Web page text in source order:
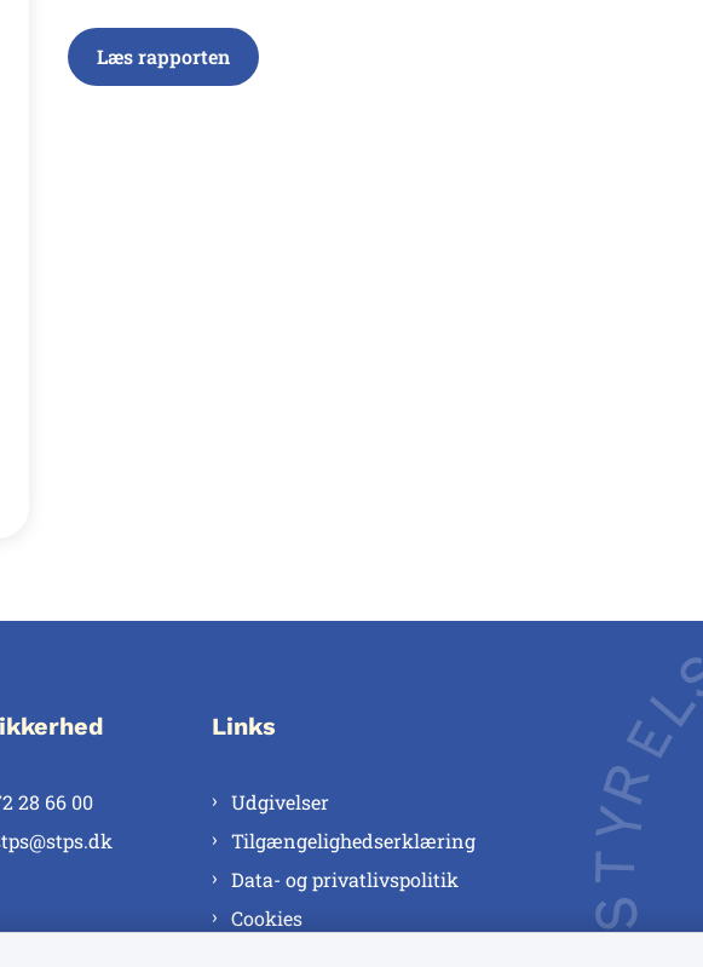
Læs rapporten
28 66 00
Links
Udgivelser
Tilgængelighedserklæring
Data- og privatlivspolitik
Cookies